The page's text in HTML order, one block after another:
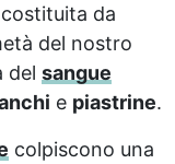
costituita da
del nostro
del sangue
e piastrine.
colpiscono una